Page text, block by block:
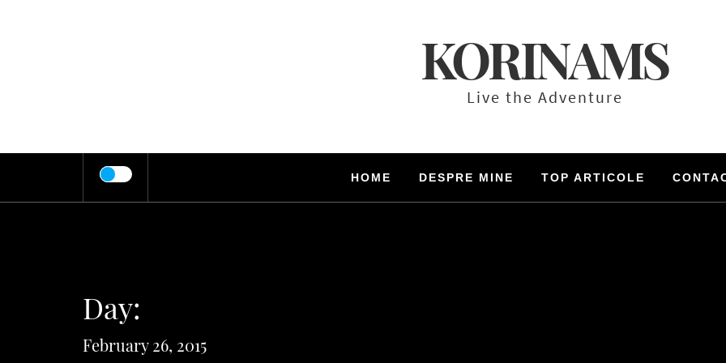
KORINAMS
Live the Adventure
HOME DESPRE MINE TOP ARTICOLE
Day:
February 26, 2015